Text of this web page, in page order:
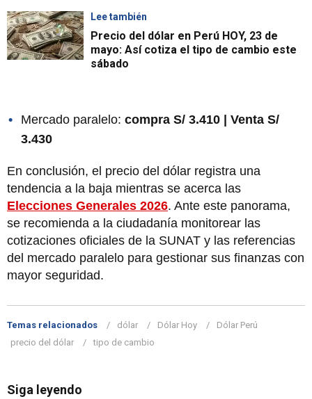
Lee también
Precio del dólar en Perú HOY, 23 de
mayo: Así cotiza el tipo de cambio este
sábado
Mercado paralelo: compra S/ 3.410 | Venta S/
3.430
En conclusión, el precio del dólar registra una
tendencia a la baja mientras se acerca las
Elecciones Generales 2026. Ante este panorama,
se recomienda a la ciudadanía monitorear las
cotizaciones oficiales de la SUNAT y las referencias
del mercado paralelo para gestionar sus finanzas con
mayor seguridad.
Temas relacionados dólar Dólar Hoy
Dólar Perú
precio del dólar
tipo de cambio
Siga leyendo